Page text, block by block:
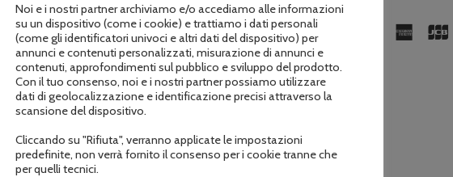
Informazioni aggiuntive
Noi e i nostri partner archiviamo e/o accediamo alle informazioni
su un dispositivo (come i cookie) e trattiamo i dati personali
(come gli identificatori univoci e altri dati del dispositivo) per
annunci e contenuti personalizzati, misurazione di annunci e
contenuti, approfondimenti sul pubblico e sviluppo del prodotto.
Con il tuo consenso, noi e i nostri partner possiamo utilizzare
dati di geolocalizzazione e identificazione precisi attraverso la
scansione del dispositivo.
Cliccando su "Rifiuta", verranno applicate le impostazioni
predefinite, non verrà fornito il consenso per i cookie tranne che
per quelli tecnici.